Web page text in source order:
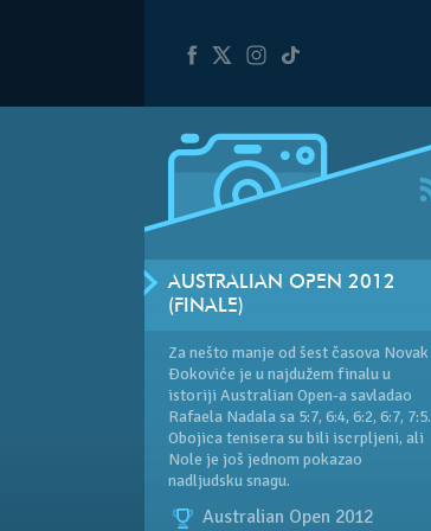
AUSTRALIAN OPEN 2012
(FINALE)
Za nešto manje od šest časova Novak
Đokoviće je u najdužem finalu u
istoriji Australian Open-a savladao
Rafaela Nadala sa 5:7, 6:4, 6:2, 6:7, 7:5.
Obojica tenisera su bili iscrpljeni, ali
Nole je još jednom pokazao
nadljudsku snagu.
Australian Open 2012